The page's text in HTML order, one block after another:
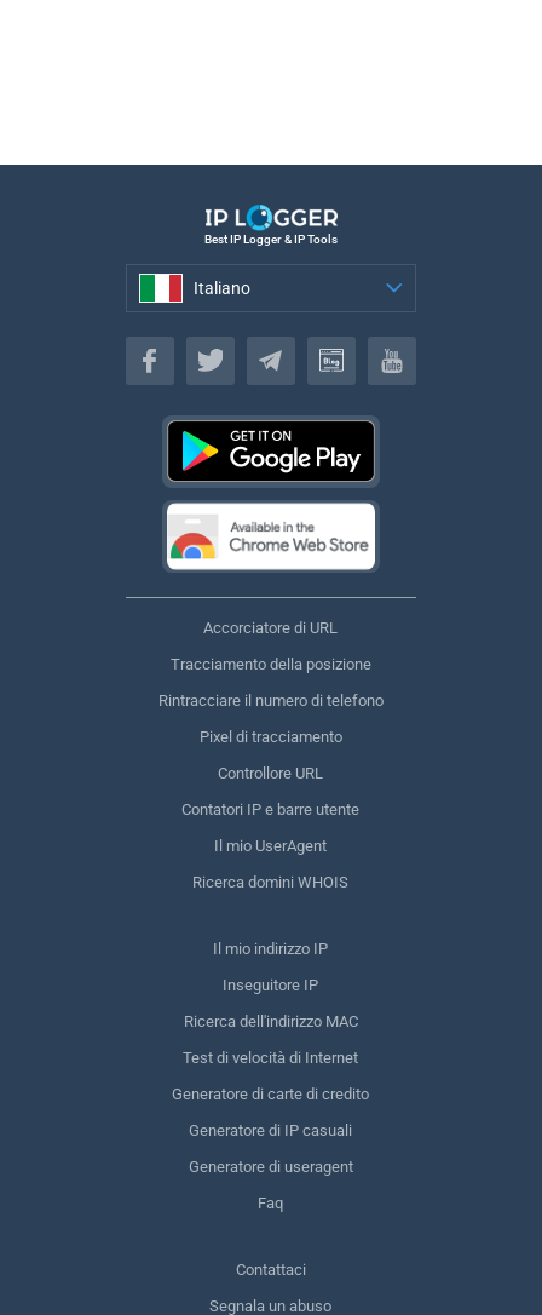
Best IP Logger & IP Tools
Italiano
Italiano
Accorciatore di URL
Tracciamento della posizione
Rintracciare il numero di telefono
Pixel di tracciamento
Controllore URL
Contatori IP e barre utente
Il mio UserAgent
Ricerca domini WHOIS
Il mio indirizzo IP
Inseguitore IP
Ricerca dell'indirizzo MAC
Test di velocità di Internet
Generatore di carte di credito
Generatore di IP casuali
Generatore di useragent
Faq
Contattaci
Segnala un abuso